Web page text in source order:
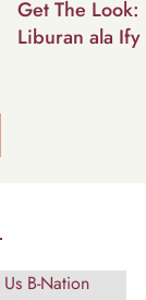
Get The
Liburan ala Ify